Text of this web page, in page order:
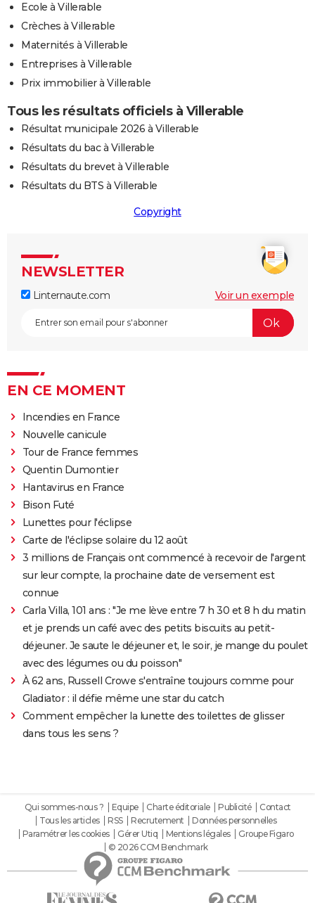
Ecole à Villerable
Crèches à Villerable
Maternités à Villerable
Entreprises à Villerable
Prix immobilier à Villerable
Tous les résultats officiels à Villerable
Résultat municipale 2026 à Villerable
Résultats du bac à Villerable
Résultats du brevet à Villerable
Résultats du BTS à Villerable
Copyright
NEWSLETTER
Linternaute.com Voir un exemple
EN CE MOMENT
Incendies en France
Nouvelle canicule
Tour de France femmes
Quentin Dumontier
Hantavirus en France
Bison Futé
Lunettes pour l'éclipse
Carte de l'éclipse solaire du 12 août
3 millions de Français ont commencé à recevoir de l'argent
sur leur compte, la prochaine date de versement est
connue
Carla Villa, 101 ans : "Je me lève entre 7 h 30 et 8 h du matin
et je prends un café avec des petits biscuits au petit-
déjeuner. Je saute le déjeuner et, le soir, je mange du poulet
avec des légumes ou du poisson"
À 62 ans, Russell Crowe s'entraîne toujours comme pour
Gladiator : il défie même une star du catch
Comment empêcher la lunette des toilettes de glisser
dans tous les sens ?
Qui sommes-nous ? Equipe Charte éditoriale Publicité
Contact
Tous les articles
RSS Recrutement
Données personnelles
Paramétrer les cookies
Gérer Utiq Mentions légales
Groupe Figaro
© 2026 CCM Benchmark